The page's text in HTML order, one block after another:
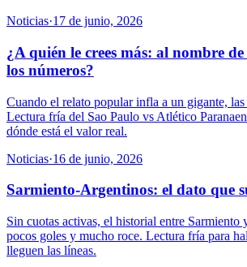
Noticias·17 de junio, 2026
¿A quién le crees más: al nombre
los números?
Cuando el relato popular infla a un gigante, las
Lectura fría del Sao Paulo vs Atlético
dónde está el valor real.
Noticias·16 de junio, 2026
Sarmiento-Argentinos: el dato que
Sin cuotas activas, el historial entre Sarmiento
pocos goles y mucho roce. Lectura fría para
lleguen las líneas.